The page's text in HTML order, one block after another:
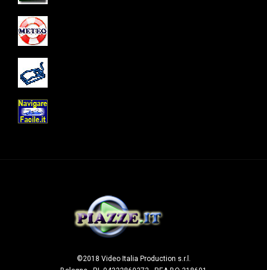
©2018 Video Italia Production s.r.l.